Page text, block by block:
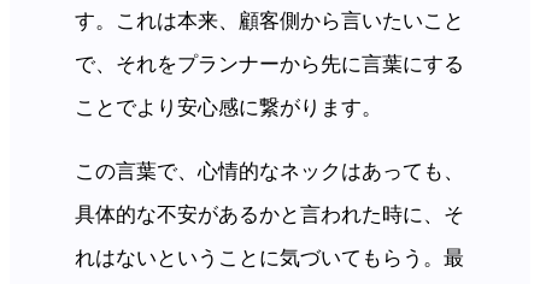
す。これは本来、顧客側から言いたいこと
で、それをプランナーから先に言葉にする
ことでより安心感に繋がります。
この言葉で、心情的なネックはあっても、
具体的な不安があるかと言われた時に、そ
れはないということに気づいてもらう。最